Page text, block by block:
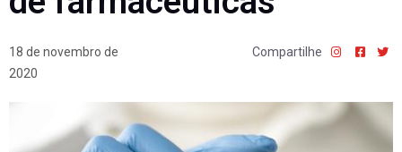
18 de novembro de
2020
Compartilhe